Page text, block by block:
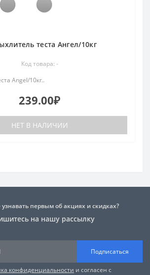
теста Ангел/10кг
Код товара: -
Angel/10кг..
239.00₽
НЕТ В НАЛИЧИИ
узнавать первым об акциях и скидках?
на нашу рассылку
Подписаться
конфиденциальности и согласен с